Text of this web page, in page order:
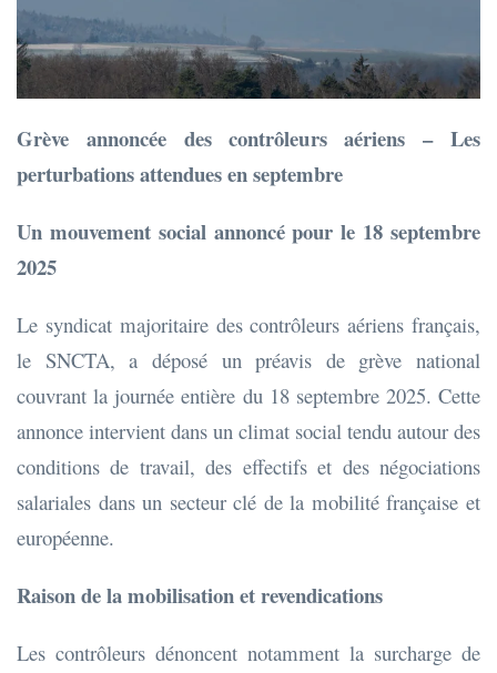
Grève annoncée des contrôleurs aériens – Les
perturbations attendues en septembre
Un mouvement social annoncé pour le 18 septembre
2025
Le syndicat majoritaire des contrôleurs aériens français,
le SNCTA, a déposé un préavis de grève national
couvrant la journée entière du 18 septembre 2025. Cette
annonce intervient dans un climat social tendu autour des
conditions de travail, des effectifs et des négociations
salariales dans un secteur clé de la mobilité française et
européenne.
Raison de la mobilisation et revendications
Les contrôleurs dénoncent notamment la surcharge de